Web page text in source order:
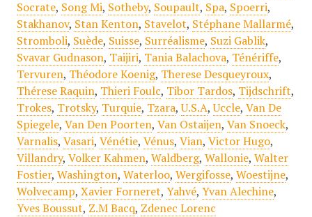
Socrate, Song Mi, Sotheby, Soupault, Spa, Spoerri,
Stakhanov, Stan Kenton, Stavelot, Stéphane Mallarmé,
Stromboli, Suède, Suisse, Surréalisme, Suzi Gablik,
Svavar Gudnason, Taijiri, Tania Balachova, Ténériffe,
Tervuren, Théodore Koenig, Therese Desqueyroux,
Thérese Raquin, Thieri Foulc, Tibor Tardos, Tijdschrift,
Trokes, Trotsky, Turquie, Tzara,U.S.A,Uccle, Van De
Spiegele, Van Den Poorten, Van Ostaijen, Van Snoeck,
Varnalis, Vasari, Vénétie, Vénus, Vian, Victor Hugo,
Villandry, Volker Kahmen, Waldberg, Wallonie, Walter
Fostier, Washington, Waterloo, Wergifosse, Woestijne,
Wolvecamp, Xavier Forneret, Yahvé, Yvan Alechine,
Yves Boussut, Z.M Bacq, Zdenec Lorenc